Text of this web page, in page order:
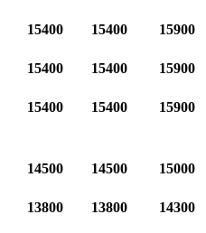
15400 15400 15900
15400 15400 15900
15400 15400 15900
14500 14500 15000
13800 13800 14300